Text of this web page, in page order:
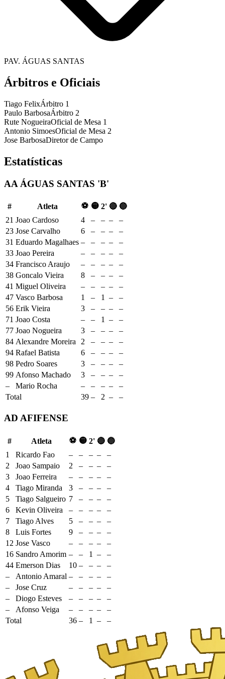
PAV. ÁGUAS SANTAS
Árbitros e Oficiais
Tiago FelixÁrbitro 1
Paulo BarbosaÁrbitro 2
Rute NogueiraOficial de Mesa 1
Antonio SimoesOficial de Mesa 2
Jose BarbosaDiretor de Campo
Estatísticas
AA ÁGUAS SANTAS 'B'
# Atleta ⚽ 🟡 2' 🔴 🔵
21 Joao Cardoso 4 – – –
–
23 Jose Carvalho 6 – – –
–
31 Eduardo Magalhaes – – – –
–
33 Joao Pereira – – – –
–
34 Francisco Araujo – – – –
–
38 Goncalo Vieira 8 – – –
–
41 Miguel Oliveira – – – –
–
47 Vasco Barbosa 1 – 1 –
–
56 Erik Vieira 3 – – –
–
71 Joao Costa – – 1 –
–
77 Joao Nogueira 3 – – –
–
84 Alexandre Moreira 2 – – –
–
94 Rafael Batista 6 – – –
–
98 Pedro Soares 3 – – –
–
99 Afonso Machado 3 – – –
–
–
Mario Rocha – – – –
–
Total
39 – 2 – –
AD AFIFENSE
# Atleta ⚽ 🟡 2' 🔴 🔵
1
Ricardo Fao – – – –
–
2
Joao Sampaio 2 – – –
–
3
Joao Ferreira – – – –
–
4
Tiago Miranda 3 – – –
–
5
Tiago Salgueiro 7 – – –
–
6
Kevin Oliveira – – – –
–
7
Tiago Alves 5 – – –
–
8
Luis Fortes 9 – – –
–
12 Jose Vasco – – – –
–
16 Sandro Amorim – – 1 –
–
44 Emerson Dias 10 – – –
–
–
Antonio Amaral – – – –
–
–
Jose Cruz – – – –
–
–
Diogo Esteves – – – –
–
–
Afonso Veiga – – – –
–
Total
36 – 1 – –